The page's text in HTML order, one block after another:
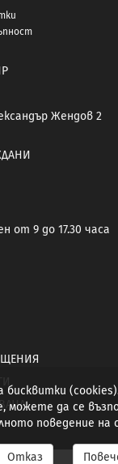
Жендов 2
от 9 до 17.30 часа
бисквитки
можете да се
поведение на
Отказ